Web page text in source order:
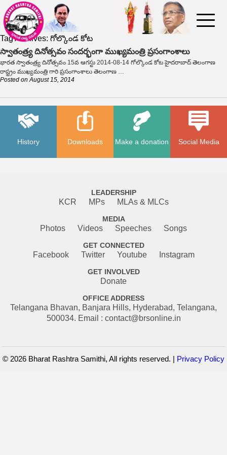
Tag Archives: గోల్కొండ కోట
స్వాతంత్ర్య దినోత్సవం సందర్భంగా ముఖ్యమంత్రి ప్రసంగాంశాలు
భారత స్వాతంత్ర్య దినోత్సవం 15వ ఆగస్టు 2014-08-14 గోల్కొండ కోట హైదరాబాద్ తెలంగాణ
రాష్ట్రం ముఖ్యమంత్రి గారి ప్రసంగాంశాలు తెలంగాణ …
Posted on August 15, 2014
History Social Media
Downloads Make a donation
LEADERSHIP
KCR MPs MLAs & MLCs
MEDIA
Photos Videos Speeches Songs
GET CONNECTED
Facebook Twitter Youtube Instagram
GET INVOLVED
Donate
OFFICE ADDRESS
Telangana Bhavan, Banjara Hills, Hyderabad, Telangana,
500034. Email : contact@brsonline.in
© 2026 Bharat Rashtra Samithi, All rights reserved. | Privacy Policy